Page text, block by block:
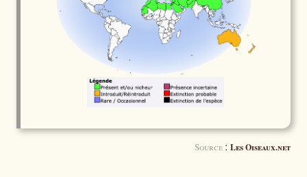
Source : Les Oiseaux.net